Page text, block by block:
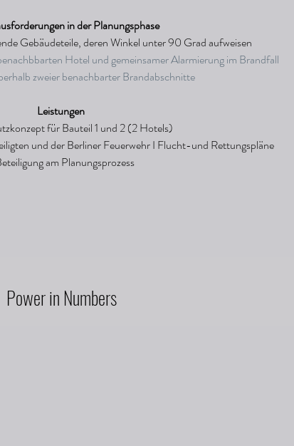
in der Planungsphase
Gebäudeteile, deren Winkel unter 90 Grad aufweisen
Hotel und gemeinsamer Alarmierung im Brandfall
zweier benachbarter Brandabschnitte
Leistungen
für Bauteil 1 und 2 (2 Hotels)
und der Berliner Feuerwehr I Flucht-und Rettungspläne
am Planungsprozess
Power in Numbers